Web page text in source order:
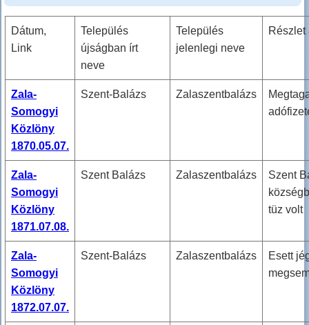
Dátum,
Link
Település
újságban írt
neve
Település
jelenlegi neve
Részlet
Zala-
Somogyi
Közlöny
1870.05.07.
Szent-Balázs Zalaszentbalázs
Zala-
Somogyi
Közlöny
1871.07.08.
Szent Balázs Zalaszentbalázs
Szent
tüz volt
Zala-
Somogyi
Közlöny
1872.07.07.
Szent-Balázs Zalaszentbalázs
Esett